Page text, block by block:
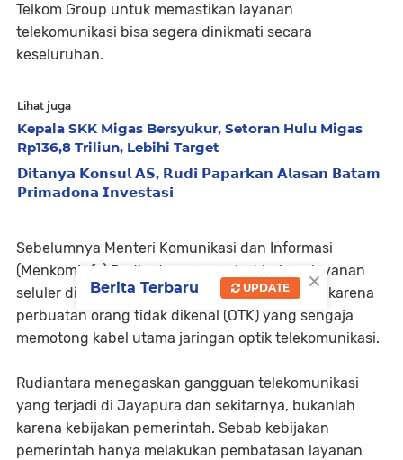
Telkom Group untuk memastikan layanan
telekomunikasi bisa segera dinikmati secara
keseluruhan.
Lihat juga
Kepala SKK Migas Bersyukur, Setoran Hulu Migas
Rp136,8 Triliun, Lebihi Target
𝗗𝗶𝘁𝗮𝗻𝘆𝗮 𝗞𝗼𝗻𝘀𝘂𝗹 𝗔𝗦, 𝗥𝘂𝗱𝗶 𝗣𝗮𝗽𝗮𝗿𝗸𝗮𝗻 𝗔𝗹𝗮𝘀𝗮𝗻 𝗕𝗮𝘁𝗮𝗺
𝗣𝗿𝗶𝗺𝗮𝗱𝗼𝗻𝗮 𝗜𝗻𝘃𝗲𝘀𝘁𝗮𝘀𝗶
Sebelumnya Menteri Komunikasi dan Informasi
(Menkominfo) Rudiantara menyebut bahwa layanan
seluler di Jayapura dan sekitarnya terganggu karena
perbuatan orang tidak dikenal (OTK) yang sengaja
memotong kabel utama jaringan optik telekomunikasi.
Rudiantara menegaskan gangguan telekomunikasi
yang terjadi di Jayapura dan sekitarnya, bukanlah
karena kebijakan pemerintah. Sebab kebijakan
pemerintah hanya melakukan pembatasan layanan
×
Berita Terbaru UPDATE